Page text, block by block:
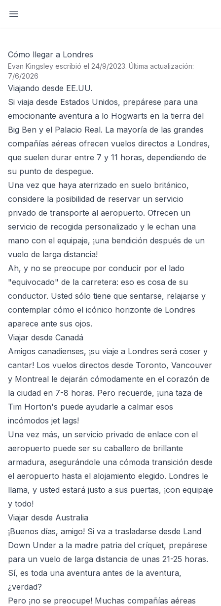
Abrir barra lateral
Cómo llegar a Londres
Evan Kingsley escribió el 24/9/2023. Última actualización:
7/6/2026
Viajando desde EE.UU.
Si viaja desde Estados Unidos, prepárese para una
emocionante aventura a lo Hogwarts en la tierra del
Big Ben y el Palacio Real. La mayoría de las grandes
compañías aéreas ofrecen vuelos directos a Londres,
que suelen durar entre 7 y 11 horas, dependiendo de
su punto de despegue.
Una vez que haya aterrizado en suelo británico,
considere la posibilidad de reservar un servicio
privado de transporte al aeropuerto. Ofrecen un
servicio de recogida personalizado y le echan una
mano con el equipaje, ¡una bendición después de un
vuelo de larga distancia!
Ah, y no se preocupe por conducir por el lado
"equivocado" de la carretera: eso es cosa de su
conductor. Usted sólo tiene que sentarse, relajarse y
contemplar cómo el icónico horizonte de Londres
aparece ante sus ojos.
Viajar desde Canadá
Amigos canadienses, ¡su viaje a Londres será coser y
cantar! Los vuelos directos desde Toronto, Vancouver
y Montreal le dejarán cómodamente en el corazón de
la ciudad en 7-8 horas. Pero recuerde, ¡una taza de
Tim Horton's puede ayudarle a calmar esos
incómodos jet lags!
Una vez más, un servicio privado de enlace con el
aeropuerto puede ser su caballero de brillante
armadura, asegurándole una cómoda transición desde
el aeropuerto hasta el alojamiento elegido. Londres le
llama, y usted estará justo a sus puertas, ¡con equipaje
y todo!
Viajar desde Australia
¡Buenos días, amigo! Si va a trasladarse desde Land
Down Under a la madre patria del críquet, prepárese
para un vuelo de larga distancia de unas 21-25 horas.
Sí, es toda una aventura antes de la aventura,
¿verdad?
Pero ¡no se preocupe! Muchas compañías aéreas